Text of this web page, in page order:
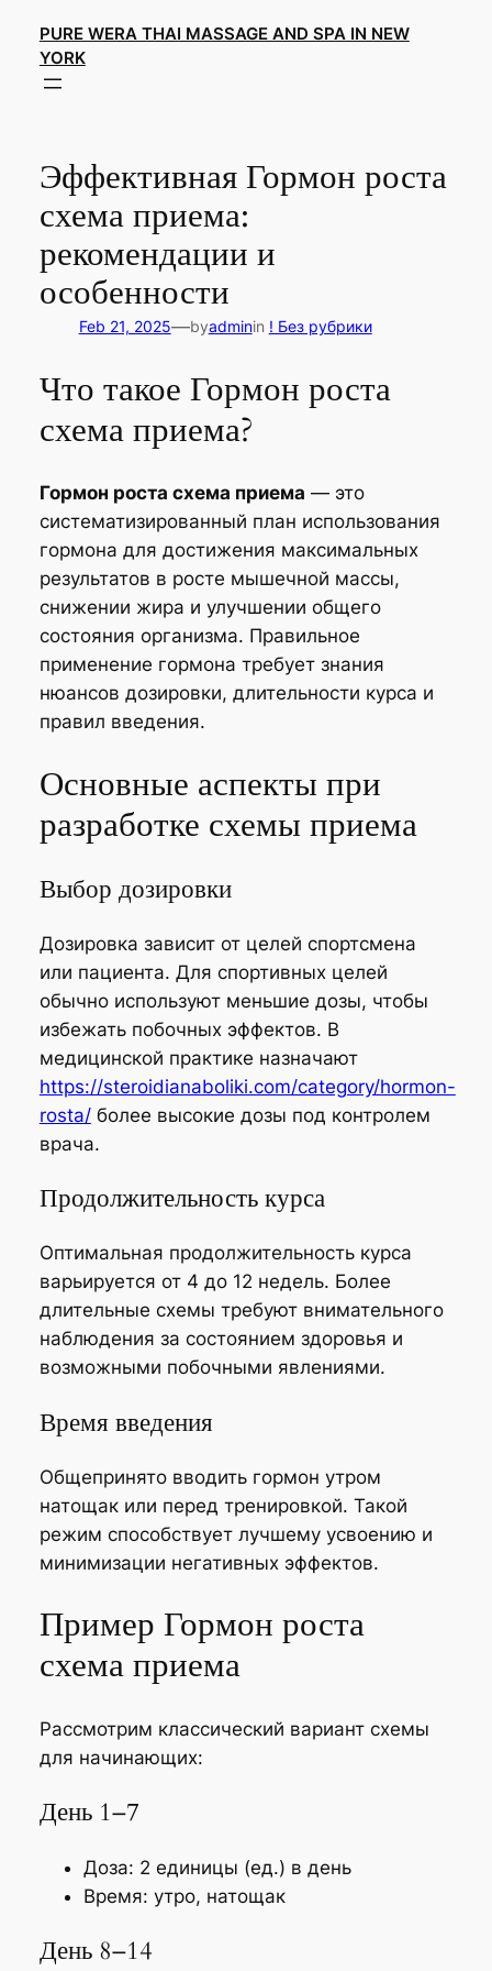
content
PURE WERA THAI MASSAGE AND SPA IN NEW
YORK
Эффективная Гормон роста
схема приема:
рекомендации и
особенности
Feb 21, 2025—byadminin ! Без рубрики
Что такое Гормон роста
схема приема?
Гормон роста схема приема — это
систематизированный план использования
гормона для достижения максимальных
результатов в росте мышечной массы,
снижении жира и улучшении общего
состояния организма. Правильное
применение гормона требует знания
нюансов дозировки, длительности курса и
правил введения.
Основные аспекты при
разработке схемы приема
Выбор дозировки
Дозировка зависит от целей спортсмена
или пациента. Для спортивных целей
обычно используют меньшие дозы, чтобы
избежать побочных эффектов. В
медицинской практике назначают
https://steroidianaboliki.com/category/hormon-
rosta/более высокие дозы под контролем
врача.
Продолжительность курса
Оптимальная продолжительность курса
варьируется от 4 до 12 недель. Более
длительные схемы требуют внимательного
наблюдения за состоянием здоровья и
возможными побочными явлениями.
Время введения
Общепринято вводить гормон утром
натощак или перед тренировкой. Такой
режим способствует лучшему усвоению и
минимизации негативных эффектов.
Пример Гормон роста
схема приема
Рассмотрим классический вариант схемы
для начинающих:
День 1–7
Доза: 2 единицы (ед.) в день
Время: утро, натощак
День 8–14